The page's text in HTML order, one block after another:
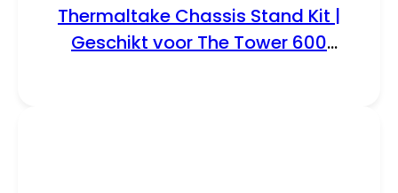
Thermaltake Chassis Stand Kit |
Geschikt voor The Tower 600